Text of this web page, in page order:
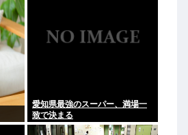
愛知県最強のスーパー、満場一
致で決まる